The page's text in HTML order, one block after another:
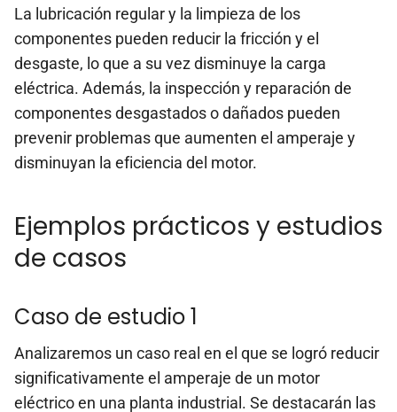
La lubricación regular y la limpieza de los
componentes pueden reducir la fricción y el
desgaste, lo que a su vez disminuye la carga
eléctrica. Además, la inspección y reparación de
componentes desgastados o dañados pueden
prevenir problemas que aumenten el amperaje y
disminuyan la eficiencia del motor.
Ejemplos prácticos y estudios
de casos
Caso de estudio 1
Analizaremos un caso real en el que se logró reducir
significativamente el amperaje de un motor
eléctrico en una planta industrial. Se destacarán las